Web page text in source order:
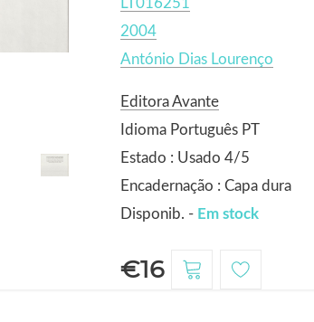
2004
António Dias Lourenço
Editora Avante
Idioma Português PT
Estado : Usado 4/5
Encadernação : Capa dura
Disponib. - Em stock
€16